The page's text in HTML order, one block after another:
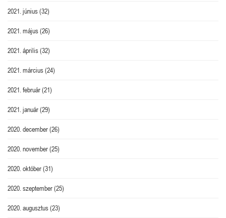
2021. június(32)
2021. május(26)
2021. április(32)
2021. március(24)
2021. február(21)
2021. január(29)
2020. december(26)
2020. november(25)
2020. október(31)
2020. szeptember(25)
2020. augusztus(23)